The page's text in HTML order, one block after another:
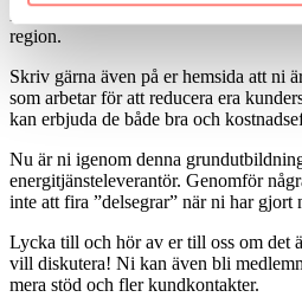
industrin, till exempel energibolag och
region.
Skriv gärna även på er hemsida att ni
som arbetar för att reducera era
kan erbjuda de både bra och
Nu är ni igenom denna
energitjänsteleverantör. Genomför
inte att fira ”delsegrar” när ni har gjort
Lycka till och hör av er till oss om det
vill diskutera! Ni kan även bli
mera stöd och fler kundkontakter.